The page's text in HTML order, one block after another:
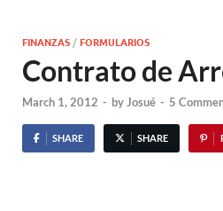
FINANZAS /FORMULARIOS
Contrato de
March 1, 2012 - byJosué - 5
SHARE SHARE